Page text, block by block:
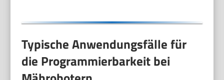
Typische Anwendungsfälle für
die Programmierbarkeit bei